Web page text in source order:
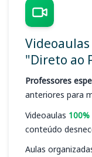
Videoaulas
"Direto ao
Professores
anteriores para
Videoaulas
conteúdo
Aulas